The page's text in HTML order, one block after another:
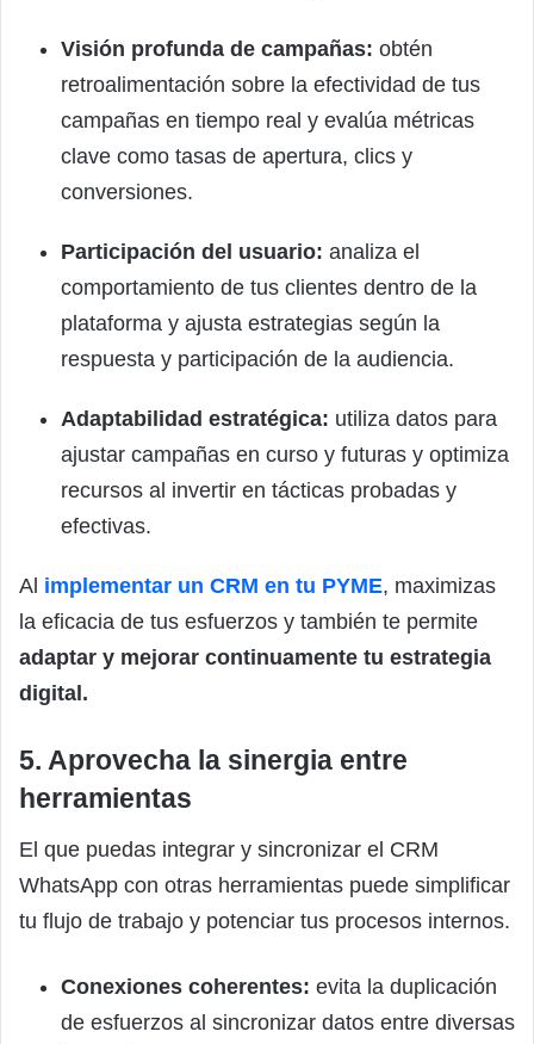
Visión profunda de campañas: obtén
retroalimentación sobre la efectividad de tus
campañas en tiempo real y evalúa métricas
clave como tasas de apertura, clics y
conversiones.
Participación del usuario: analiza el
comportamiento de tus clientes dentro de la
plataforma y ajusta estrategias según la
respuesta y participación de la audiencia.
Adaptabilidad estratégica: utiliza datos para
ajustar campañas en curso y futuras y optimiza
recursos al invertir en tácticas probadas y
efectivas.
Al implementar un CRM en tu PYME, maximizas
la eficacia de tus esfuerzos y también te permite
adaptar y mejorar continuamente tu estrategia
digital.
5. Aprovecha la sinergia entre
herramientas
El que puedas integrar y sincronizar el CRM
WhatsApp con otras herramientas puede simplificar
tu flujo de trabajo y potenciar tus procesos internos.
Conexiones coherentes: evita la duplicación
de esfuerzos al sincronizar datos entre diversas